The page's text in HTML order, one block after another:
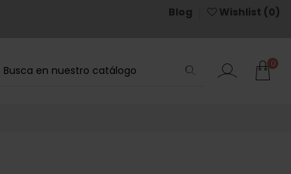
Blog Wishlist (0)
0